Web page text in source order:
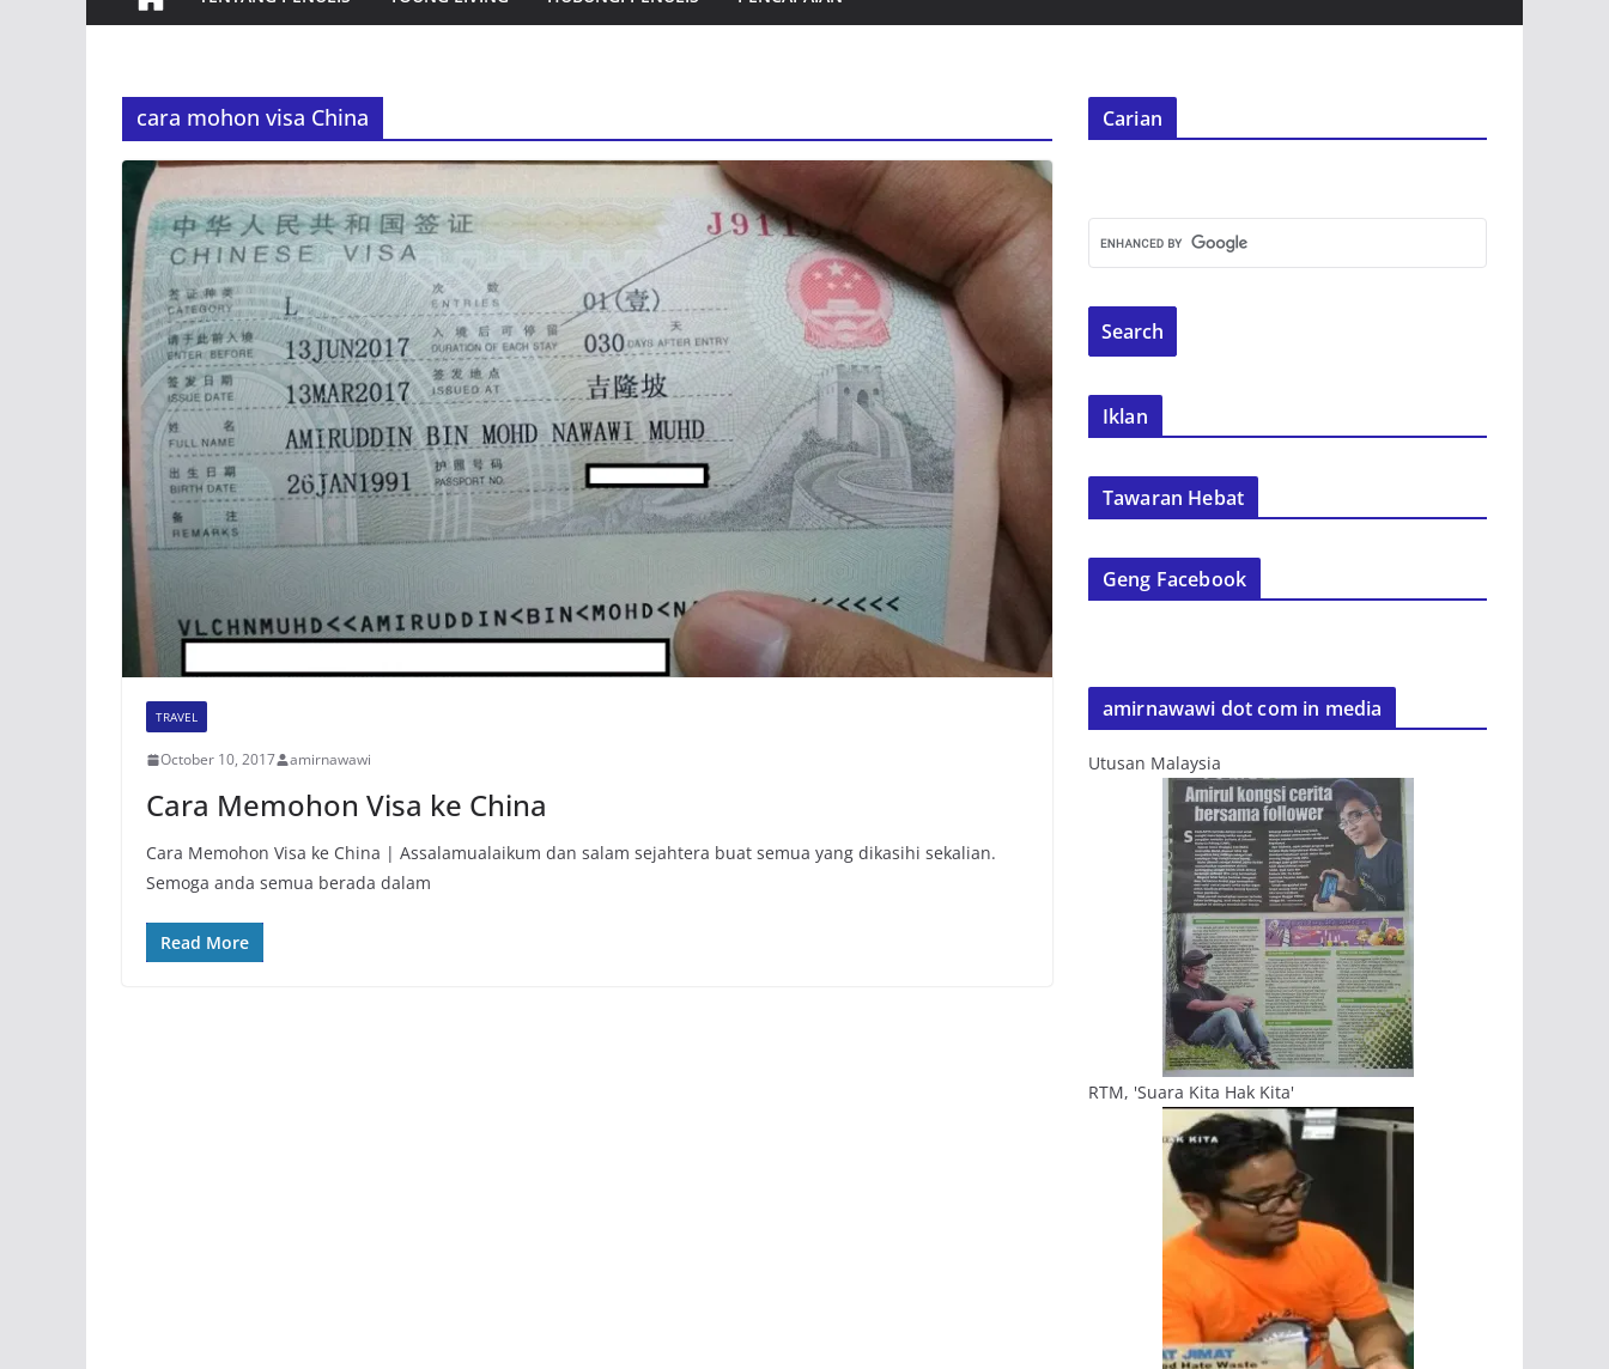
cara mohon visa China
TRAVEL
October 10, 2017 amirnawawi
Cara Memohon Visa ke China
Cara Memohon Visa ke China | Assalamualaikum dan salam sejahtera buat semua yang dikasihi sekalian.
Semoga anda semua berada dalam
Read More
Carian
Iklan
Tawaran Hebat
Geng Facebook
amirnawawi dot com in media
Utusan Malaysia
RTM, 'Suara Kita Hak Kita'